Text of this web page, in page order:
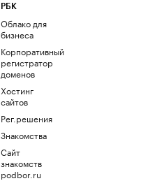
РБК
Облако для
бизнеса
Корпоративный
регистратор
доменов
Хостинг
сайтов
Рег.решения
Знакомства
Сайт
знакомств
podbor.ru